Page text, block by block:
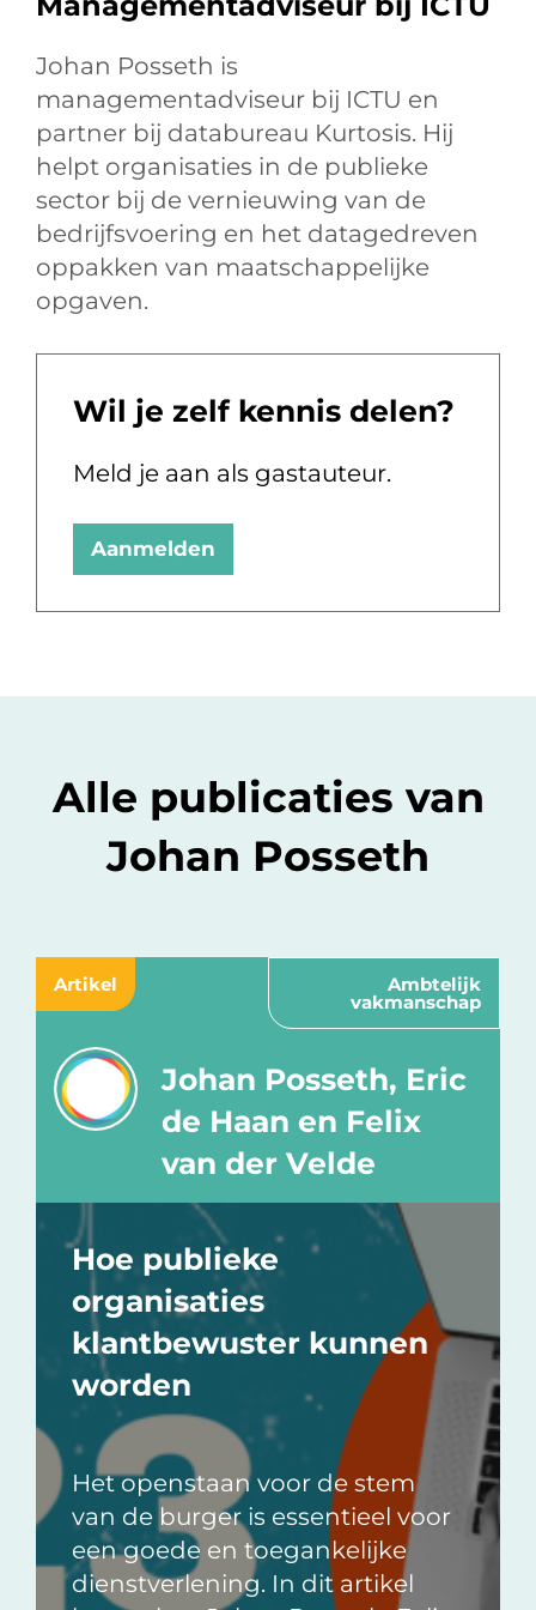
Johan Posseth is
managementadviseur bij ICTU en
partner bij databureau Kurtosis. Hij
helpt organisaties in de publieke
sector bij de vernieuwing van de
bedrijfsvoering en het datagedreven
oppakken van maatschappelijke
opgaven.
Wil je zelf kennis delen?
Meld je aan als gastauteur.
Aanmelden
Alle publicaties van
Johan Posseth
Artikel Ambtelijk
vakmanschap
Johan Posseth, Eric
de Haan en Felix
van der Velde
Hoe publieke
organisaties
klantbewuster kunnen
worden
Het openstaan voor de stem
van de burger is essentieel voor
een goede en toegankelijke
dienstverlening. In dit artikel